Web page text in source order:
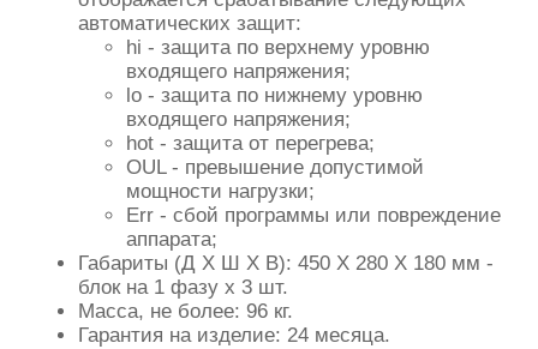
автоматических защит:
hi - защита по верхнему уровню
входящего напряжения;
lo - защита по нижнему уровню
входящего напряжения;
hot - защита от перегрева;
OUL - превышение допустимой
мощности нагрузки;
Err - сбой программы или повреждение
аппарата;
Габариты (Д Х Ш Х В): 450 X 280 X 180 мм -
блок на 1 фазу х 3 шт.
Масса, не более: 96 кг.
Гарантия на изделие: 24 месяца.